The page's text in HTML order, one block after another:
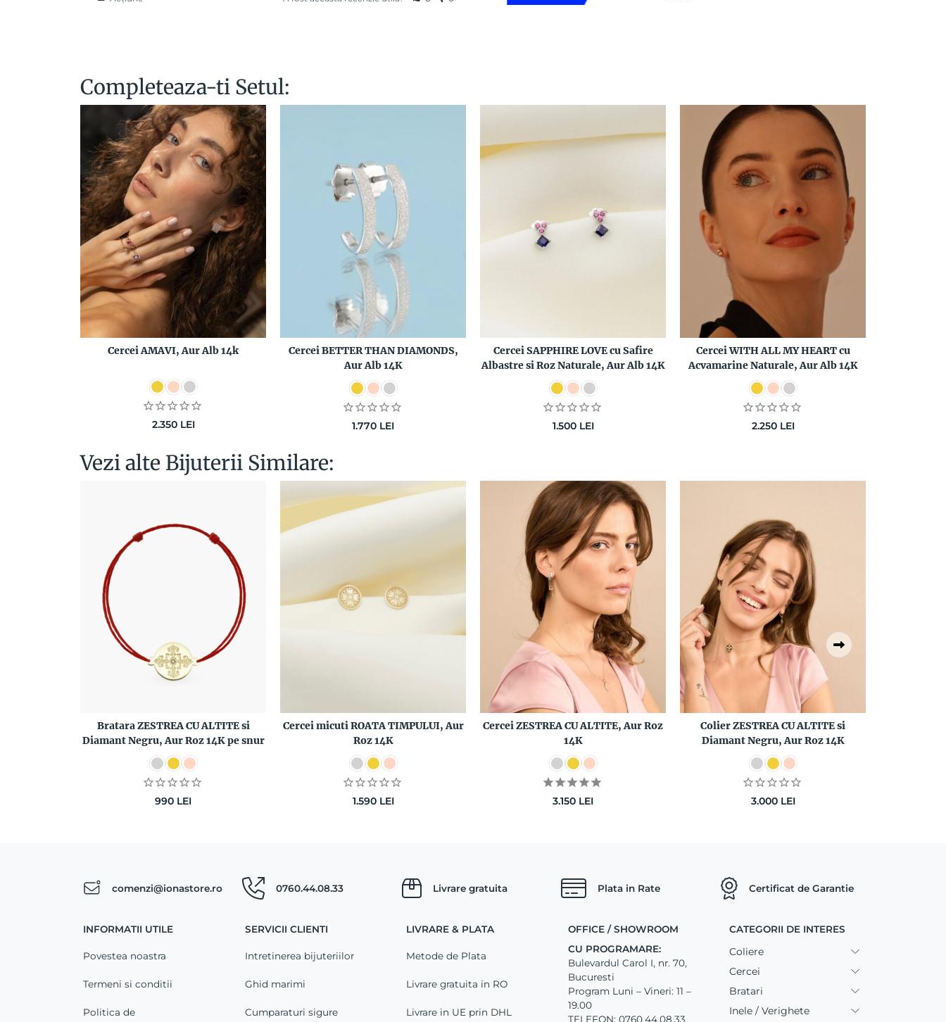
Completeaza-ti Setul:
Cercei AMAVI, Aur Alb 14k
2.350 LEI
Cercei BETTER THAN DIAMONDS,
Aur Alb 14K
1.770 LEI
Cercei SAPPHIRE LOVE cu Safire
Albastre si Roz Naturale, Aur Alb 14K
1.500 LEI
Cercei WITH ALL MY HEART cu
Acvamarine Naturale, Aur Alb 14K
2.250 LEI
Vezi alte Bijuterii Similare:
Bratara ZESTREA CU ALTITE si
Diamant Negru, Aur Roz 14K pe snur
990 LEI
Cercei micuti ROATA TIMPULUI, Aur
Roz 14K
1.590 LEI
Cercei ZESTREA CU ALTITE, Aur Roz
14K
3.150 LEI
Colier ZESTREA CU ALTITE si
Diamant Negru, Aur Roz 14K
3.000 LEI
comenzi@ionastore.ro 0760.44.08.33 Livrare gratuita Plata in Rate Certificat de Garantie
INFORMATII UTILE
Povestea noastra
Termeni si conditii
Politica de
SERVICII CLIENTI
Intretinerea bijuteriilor
Ghid marimi
Cumparaturi sigure
LIVRARE & PLATA
Metode de Plata
Livrare gratuita in RO
Livrare in UE prin DHL
OFFICE / SHOWROOM
CU PROGRAMARE:
Bulevardul Carol I, nr. 70,
Bucuresti
Program Luni – Vineri: 11 –
19.00
TELEFON: 0760.44.08.33
CATEGORII DE INTERES
Coliere
Cercei
Bratari
Inele / Verighete